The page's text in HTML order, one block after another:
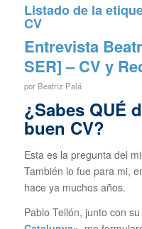
Listado de la
CV
Entrevista
SER] – CV y
por Beatriz Palá
¿Sabes QUÉ
buen CV?
Esta es la pregunta del
También lo fue para mi,
hace ya muchos años.
Pablo Tellón, junto con